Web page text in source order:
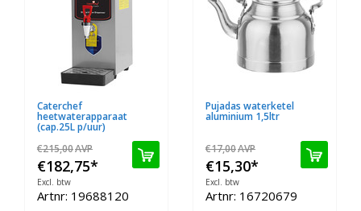
Caterchef
heetwaterapparaat
(cap.25L p/uur)
€215,00AVP
€182,75*
Excl. btw
Artnr: 19688120
Pujadas waterketel
aluminium 1,5ltr
€17,00AVP
€15,30*
Excl. btw
Artnr: 16720679